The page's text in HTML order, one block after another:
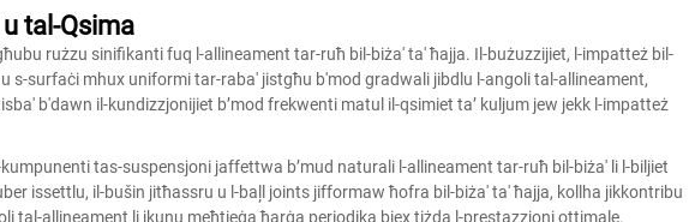
tal-Qsima
rużzu sinifikanti fuq l-allineament tar-ruħ bil-biża' ta' ħajja. Il-bużuzzijiet, l-impatteż bil-
s-surfaċi mhux uniformi tar-raba' jistgħu b'mod gradwali jibdlu l-angoli tal-allineament,
b'dawn il-kundizzjonijiet b’mod frekwenti matul il-qsimiet ta’ kuljum jew jekk l-impatteż
tas-suspensjoni jaffettwa b’mud naturali l-allineament tar-ruħ bil-biża' li l-biljiet
issettlu, il-bušin jitħassru u l-baļl joints jifformaw ħofra bil-biża' ta' ħajja, kollha jikkontribu
tal-allineament li jkunu meħtieġa ħarġa periodika biex tiżda l-prestazzjoni ottimale.